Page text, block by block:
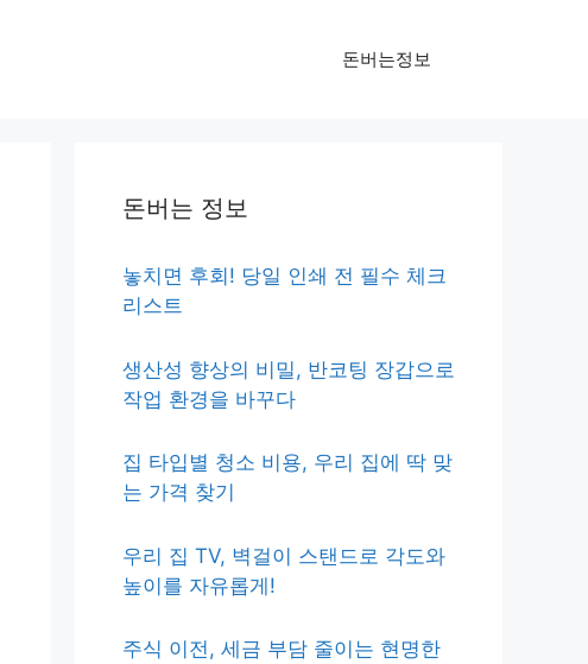
돈버는정보
돈버는 정보
놓치면 후회! 당일 인쇄 전 필수 체크
리스트
생산성 향상의 비밀, 반코팅 장갑으로
작업 환경을 바꾸다
집 타입별 청소 비용, 우리 집에 딱 맞
는 가격 찾기
우리 집 TV, 벽걸이 스탠드로 각도와
높이를 자유롭게!
주식 이전, 세금 부담 줄이는 현명한